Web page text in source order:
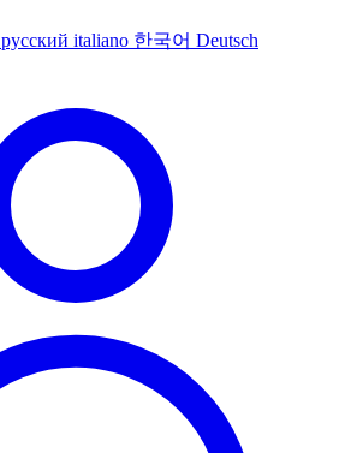
русский italiano 한국어 Deutsch